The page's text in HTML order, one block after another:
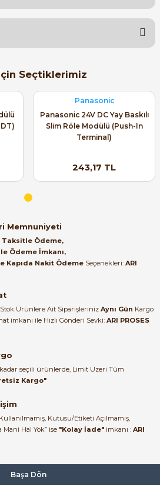
henüz soru sorulmamış.
Seçtiklerimiz
Panasonic
Panasonic 24V DC Yay Baskılı
Slim Röle Modülü (Push-In
Terminal)
243,17 TL
Memnuniyeti
Taksitle Ödeme,
Ödeme İmkanı,
Kapıda Nakit Ödeme Seçenekleri: ARI
Stok Ürünlere Ait Siparişleriniz Aynı Gün Kargo
imkanı ile Hızlı Gönderi Sevki: ARI PROSES
seçili ürünlerde, Limit Üzeri Tüm
Kargo"
Kutusu/Etiketi Açılmamış,
Mani Hal Yok” ise "Kolay İade" imkanı : ARI
Başa Dön